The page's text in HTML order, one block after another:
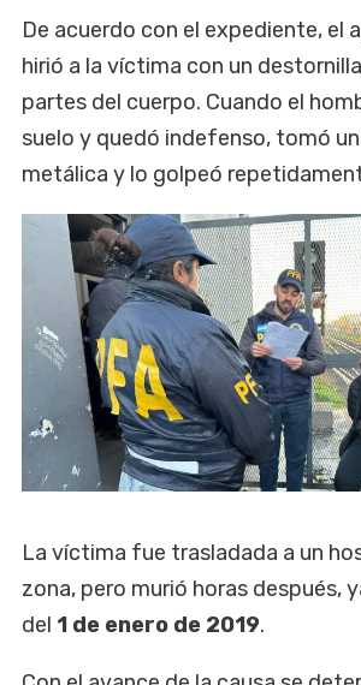
De acuerdo con el expediente, el
hirió a la víctima con un
partes del cuerpo. Cuando el
suelo y quedó indefenso, tomó
metálica y lo golpeó
La víctima fue trasladada a un
zona, pero murió horas después,
del 1 de enero de 2019.